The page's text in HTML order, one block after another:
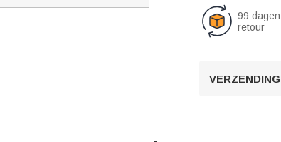
99 dagen
retour
VERZENDING